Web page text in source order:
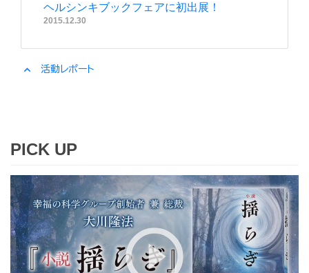
ヘルシンキブックフェアに初出展！
2015.12.30
expand_less 活動レポート
PICK UP